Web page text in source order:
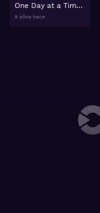
One Day at a Time (Día a Día) 2x13
9 años hace